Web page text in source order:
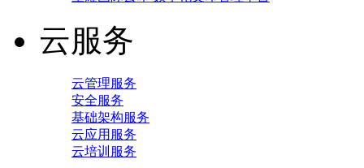
云服务
云管理服务
安全服务
基础架构服务
云应用服务
云培训服务